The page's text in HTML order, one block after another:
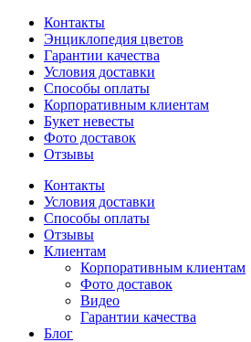
Контакты
Энциклопедия цветов
Гарантии качества
Условия доставки
Способы оплаты
Корпоративным клиентам
Букет невесты
Фото доставок
Отзывы
Контакты
Условия доставки
Способы оплаты
Отзывы
Клиентам
Корпоративным клиентам
Фото доставок
Видео
Гарантии качества
Блог